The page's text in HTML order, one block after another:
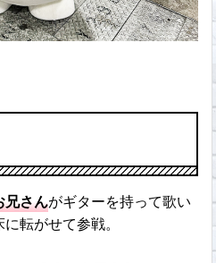
兄さんがギターを持って歌い
転がせて参戦。